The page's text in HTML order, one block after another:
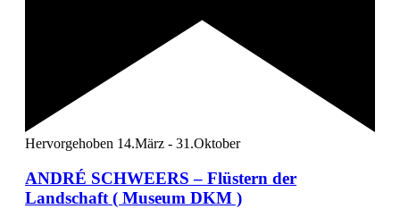
Hervorgehoben 14.März - 31.Oktober
ANDRÉ SCHWEERS – Flüstern der
Landschaft ( Museum DKM )